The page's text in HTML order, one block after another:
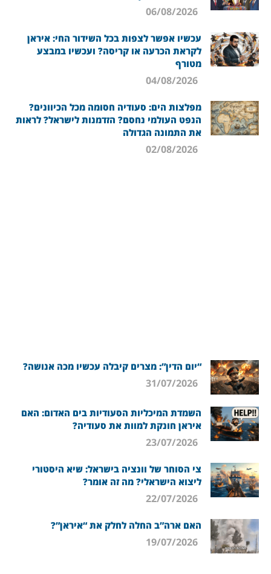
עכשיו אפשר לצפות בכל השידור החי: איראן
לקראת הכרעה או קריסה? ועכשיו במבצע
מטורף
מפלצות הים: סעודיה חסומה מכל הכיוונים?
הנפט העולמי נחסם? הזדמנות לישראל? לראות
את התמונה הגדולה
“יום הדין”: מצרים קיבלה עכשיו מכה אנושה?
השמדת המיכליות הסעודיות בים האדום: האם
איראן חונקת למוות את סעודיה?
צי הסוחר של וונציה בישראל: שיא היסטורי
ליצוא הישראלי? מה זה אומר?
האם ארה”ב החלה לחלק את “איראן”?